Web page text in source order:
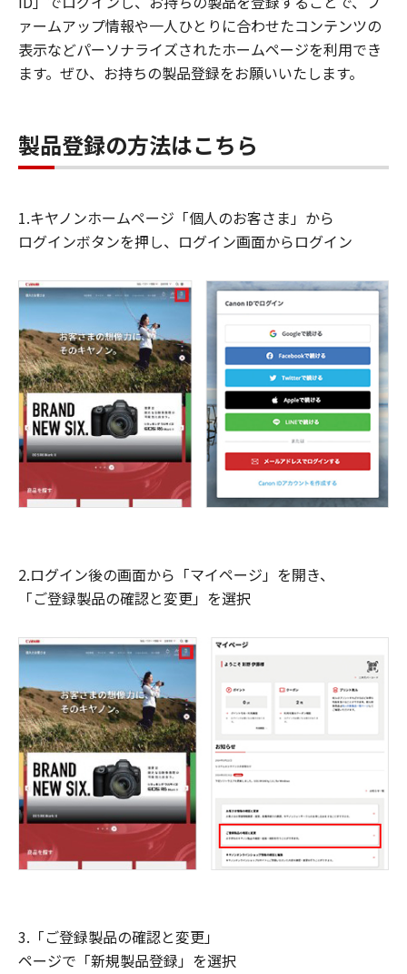
ァームアップ情報や一人ひとりに合わせたコンテンツの
表示などパーソナライズされたホームページを利用でき
ます。ぜひ、お持ちの製品登録をお願いいたします。
製品登録の方法はこちら
1.キヤノンホームページ「個人のお客さま」から
ログインボタンを押し、ログイン画面からログイン
2.ログイン後の画面から「マイページ」を開き、
「ご登録製品の確認と変更」を選択
3.「ご登録製品の確認と変更」
ページで「新規製品登録」を選択